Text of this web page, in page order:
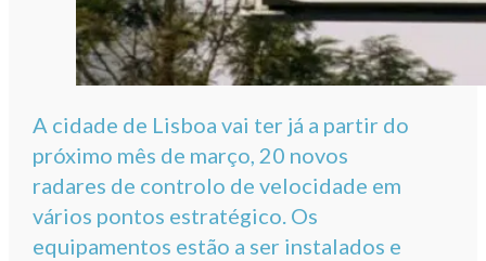
A cidade de Lisboa vai ter já a partir do
próximo mês de março, 20 novos
radares de controlo de velocidade em
vários pontos estratégico. Os
equipamentos estão a ser instalados e